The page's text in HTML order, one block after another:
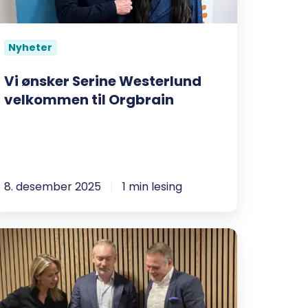
Nyheter
Vi ønsker Serine Westerlund
velkommen til Orgbrain
8. desember 2025 1 min lesing